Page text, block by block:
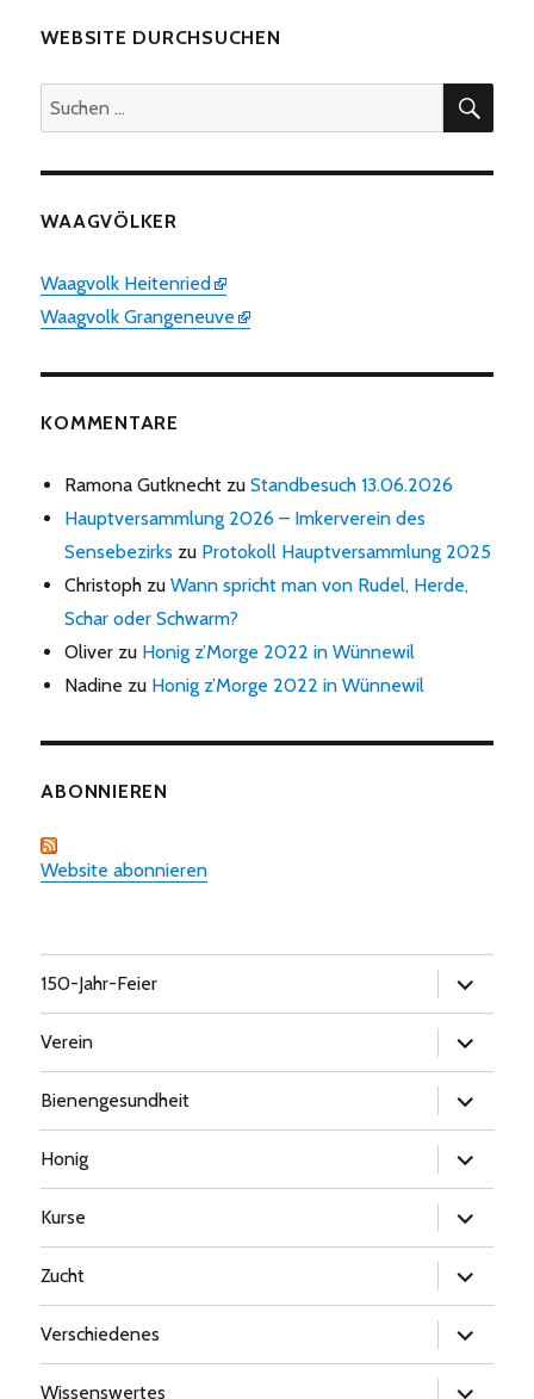
WEBSITE DURCHSUCHEN
Suchen
nach:
WAAGVÖLKER
Waagvolk Heitenried
Waagvolk Grangeneuve
KOMMENTARE
Ramona Gutknecht zuStandbesuch 13.06.2026
Hauptversammlung 2026 – Imkerverein des
Sensebezirks zu Protokoll Hauptversammlung 2025
Christoph zuWann spricht man von Rudel, Herde,
Schar oder Schwarm?
Oliver zu Honig z’Morge 2022 in Wünnewil
Nadine zu Honig z’Morge 2022 in Wünnewil
ABONNIEREN
Website abonnieren
150-Jahr-Feier
öffnen
Verein
öffnen
Bienengesundheit
öffnen
Honig
öffnen
Kurse
öffnen
Zucht
öffnen
Verschiedenes
öffnen
Wissenswertes